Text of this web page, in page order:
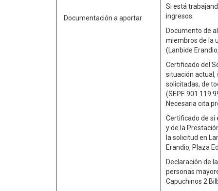
Documentación a aportar
Si está
ingresos.
Documento de
miembros de la
(Lanbide
Certificado del
situación actual,
solicitadas, de
(SEPE 901 119
Necesaria cita
Certificado de si
y de la
la solicitud en
Erandio, Plaza
Declaración de
personas
Capuchinos 2